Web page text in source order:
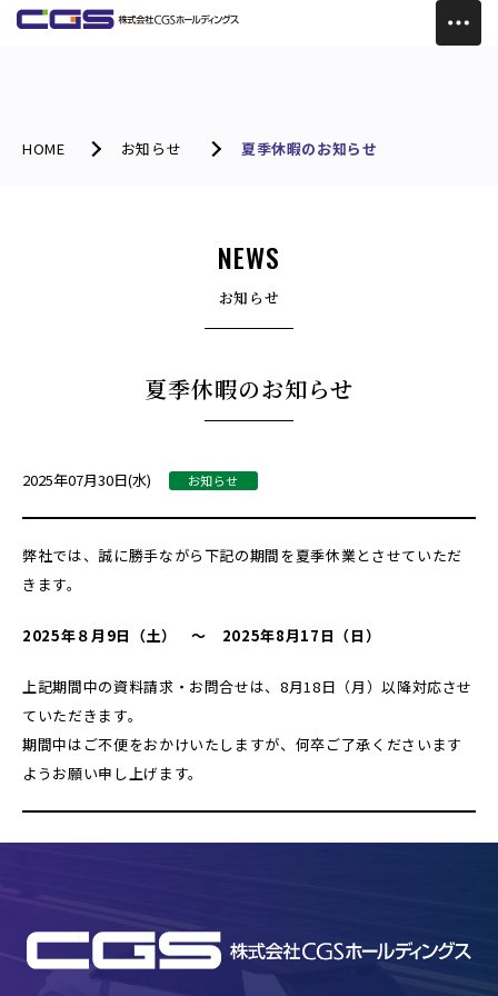
HOME お知らせ 夏季休暇のお知らせ
NEWS
お知らせ
夏季休暇のお知らせ
2025年07月30日(水) お知らせ
弊社では、誠に勝手ながら下記の期間を夏季休業とさせていただ
きます。
2025年８月9日（土） ～ 2025年8月17日（日）
上記期間中の資料請求・お問合せは、8月18日（月）以降対応させ
ていただきます。
期間中はご不便をおかけいたしますが、何卒ご了承くださいます
ようお願い申し上げます。